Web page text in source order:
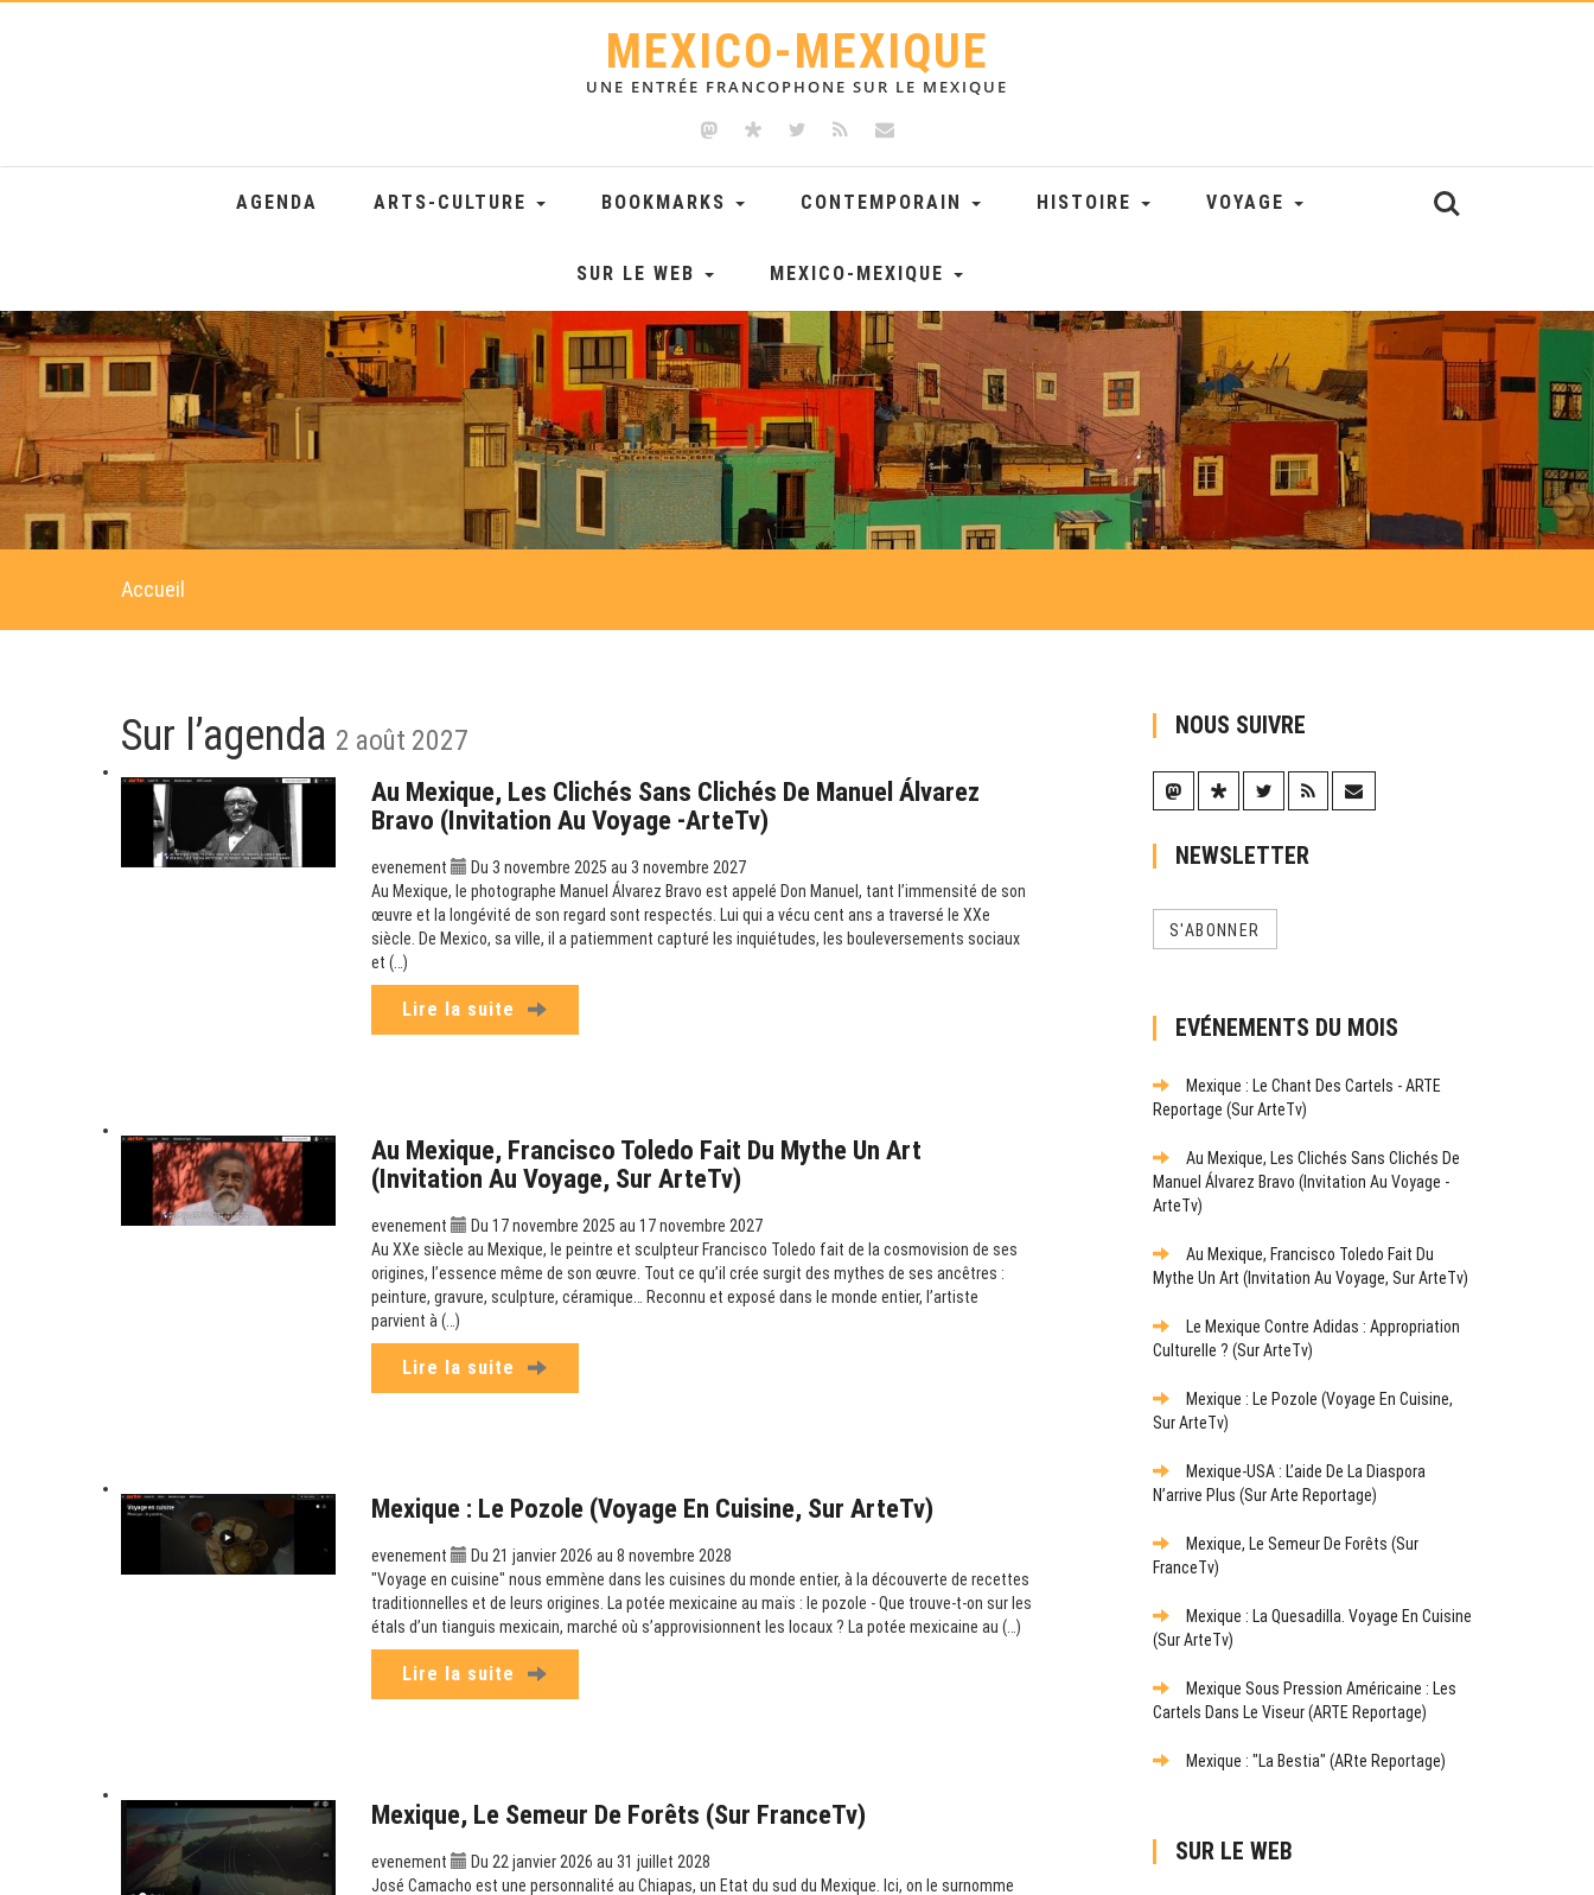
MEXICO-MEXIQUE
UNE ENTRÉE FRANCOPHONE SUR LE MEXIQUE
AGENDA ARTS-CULTURE BOOKMARKS CONTEMPORAIN HISTOIRE VOYAGE
SUR LE WEB MEXICO-MEXIQUE
Accueil
Sur l’agenda 2 août 2027
Au Mexique, Les Clichés Sans Clichés De Manuel Álvarez
Bravo (Invitation Au Voyage -ArteTv)
evenement
Du 3 novembre 2025 au 3 novembre 2027
Au Mexique, le photographe Manuel Álvarez Bravo est appelé Don Manuel, tant l’immensité de son
œuvre et la longévité de son regard sont respectés. Lui qui a vécu cent ans a traversé le XXe
siècle. De Mexico, sa ville, il a patiemment capturé les inquiétudes, les bouleversements sociaux
et (…)
Lire la suite
Au Mexique, Francisco Toledo Fait Du Mythe Un Art
(Invitation Au Voyage, Sur ArteTv)
evenement
Du 17 novembre 2025 au 17 novembre 2027
Au XXe siècle au Mexique, le peintre et sculpteur Francisco Toledo fait de la cosmovision de ses
origines, l’essence même de son œuvre. Tout ce qu’il crée surgit des mythes de ses ancêtres :
peinture, gravure, sculpture, céramique… Reconnu et exposé dans le monde entier, l’artiste
parvient à (…)
Lire la suite
Mexique : Le Pozole (Voyage En Cuisine, Sur ArteTv)
evenement
Du 21 janvier 2026 au 8 novembre 2028
"Voyage en cuisine" nous emmène dans les cuisines du monde entier, à la découverte de recettes
traditionnelles et de leurs origines. La potée mexicaine au maïs : le pozole - Que trouve-t-on sur les
étals d’un tianguis mexicain, marché où s’approvisionnent les locaux ? La potée mexicaine au (…)
Lire la suite
Mexique, Le Semeur De Forêts (sur FranceTv)
evenement
Du 22 janvier 2026 au 31 juillet 2028
José Camacho est une personnalité au Chiapas, un Etat du sud du Mexique. Ici, on le surnomme
NOUS SUIVRE
NEWSLETTER
S'ABONNER
EVÉNEMENTS DU MOIS
Mexique : Le Chant Des Cartels - ARTE
Reportage (sur ArteTv)
Au Mexique, Les Clichés Sans Clichés De
Manuel Álvarez Bravo (Invitation Au Voyage -
ArteTv)
Au Mexique, Francisco Toledo Fait Du
Mythe Un Art (Invitation Au Voyage, Sur ArteTv)
Le Mexique Contre Adidas : Appropriation
Culturelle ? (sur ArteTv)
Mexique : Le Pozole (Voyage En Cuisine,
Sur ArteTv)
Mexique-USA : L’aide De La Diaspora
N’arrive Plus (sur Arte Reportage)
Mexique, Le Semeur De Forêts (sur
FranceTv)
Mexique : La Quesadilla. Voyage En Cuisine
(sur ArteTv)
Mexique Sous Pression Américaine : Les
Cartels Dans Le Viseur (ARTE Reportage)
Mexique : "La Bestia" (ARte Reportage)
SUR LE WEB